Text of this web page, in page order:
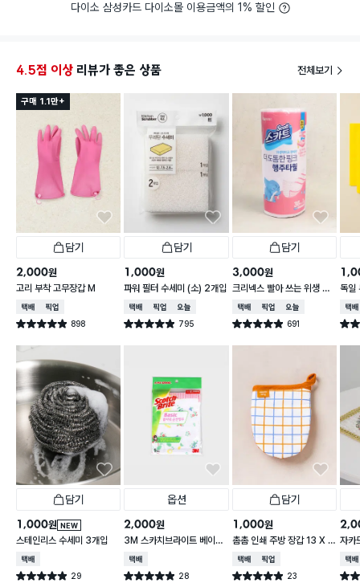
다이소 삼성카드 다이소몰 이용금액의 1% 할인
4.5점 이상 리뷰가 좋은 상품 전체보기
구매 1.1만+
담기
2,000원
고리 부착 고무장갑 M
택배배송매장픽업
별점 4.9점 898
건 작성
담기
1,000원
파워 필터 수세미 (소) 2개입
택배배송매장픽업오늘배송
별점 4.9점 795
건 작성
담기
3,000원
크리넥스 빨아 쓰는 위생 행
주 핑크 레벨5 36매
택배배송매장픽업오늘배송
별점 4.9점 691
건 작성
독일
택배
별점
담기
NEW
1,000원
스테인리스 수세미 3개입
택배배송
별점 4.9점 29
건 작성
옵션
2,000원
3M 스카치브라이트 베이직
플라워 순면 행주
택배배송
별점 4.9점 28
건 작성
담기
1,000원
촘촘 인쇄 주방 장갑 13 X 1
5 cm
택배배송매장픽업
별점 4.9점 23
건 작성
자카
X
택배
별점